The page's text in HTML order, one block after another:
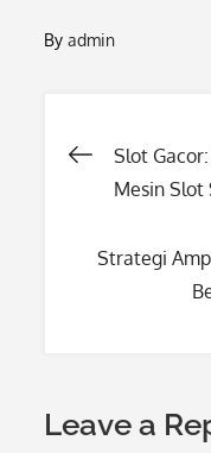
Byadmin
Post
Slot
Mesin Slot
Strategi
Leave a